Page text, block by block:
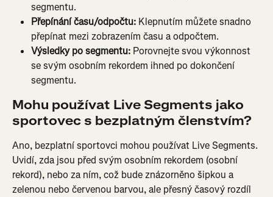
segmentu.
Přepínání času/odpočtu: Klepnutím můžete snadno
přepínat mezi zobrazením času a odpočtem.
Výsledky po segmentu: Porovnejte svou výkonnost
se svým osobním rekordem ihned po dokončení
segmentu.
Mohu používat Live Segments jako
sportovec s bezplatným členstvím?
Ano, bezplatní sportovci mohou používat Live Segments.
Uvidí, zda jsou před svým osobním rekordem (osobní
rekord), nebo za ním, což bude znázorněno šipkou a
zelenou nebo červenou barvou, ale přesný časový rozdíl